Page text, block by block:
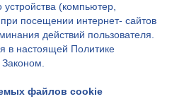
устройства (компьютер,
посещении интернет- сайтов
действий пользователя.
в настоящей Политике
файлов cookie